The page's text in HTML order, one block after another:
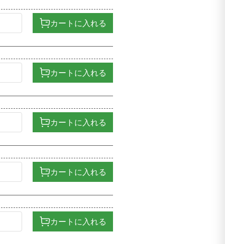
カートに入れる
カートに入れる
カートに入れる
カートに入れる
カートに入れる